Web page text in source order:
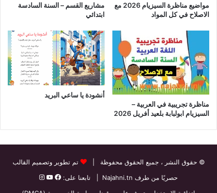
مواضيع مناظرة السيزيام 2026 مع
الاصلاح في كل المواد
مشاريع القسم – السنة السادسة
ابتدائي
مناظرة تجريبية في العربية –
السيزيام ابولبابة بلعيد أفريل 2026
أنشودة يا ساعي البريد
© حقوق النشر ، جميع الحقوق محفوظة |
تم تطوير وتصميم القالب
حصريًا من طرف Najahni.tn | تابعنا على: